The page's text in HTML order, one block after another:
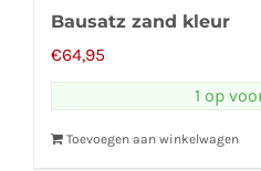
Bausatz zand kleur
€64,95
1 op
Toevoegen aan winkelwagen